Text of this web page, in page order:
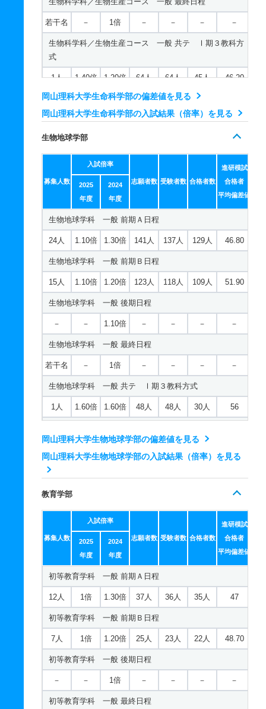
1人 1.70倍 1.20倍 27人 27人 16人 43
物理学科 一般 共テ Ⅰ期５教科方式
1人
2人 1倍 1倍 8人 8人
物理学科 一般 ニ Ⅲ期
物理学科 推薦 推薦Ａ日程
11人 1.30倍 1.30倍 23人 23人 18人 －
物理学科 推薦 特別推薦普通科
61人 1倍 － 25人 25人 25人 －
物理学科 推薦 特別推薦専門総合
61人 1倍 － 25人 25人 25人 －
物理学科 推薦 専門学科等推薦
若干名 － － － － － －
化学科 一般 前期Ａ日程
23人 1倍 1.20倍 69人 65人 64人 47.40
化学科 一般 前期Ｂ日程
14人 1.10倍 1.40倍 38人 37人 35人 48.10
化学科 一般 後期日程
－ － 1倍 － － －
化学科 一般 最終日程
若干名 － 1倍 － － － －
化学科 一般 共テ Ⅰ期３教科方式
1.40倍 1.10倍 45.70
化学科 一般 共テ Ⅰ期５教科方式
1.30倍 －
化学科 一般 ニ Ⅱ期
2人 1.30倍 1倍 5人 5人 4人 －
化学科 一般 ニ Ⅲ期
若干名 － 1倍 － － － －
化学科 推薦 推薦Ａ日程
1.10倍
化学科 推薦 特別推薦普通科
電気電子システム学科 推薦 推薦Ａ日程
16人 1倍 1倍 12人 12人 12人 －
電気電子システム学科 推薦 特別推薦普通科
81人 1倍 54人 54人 54人
電気電子システム学科 推薦 特別推薦専門総合
81人 1倍 － 54人 54人 54人 －
電気電子システム学科 推薦 専門学科等推薦
若干名 － － － － － －
情報工学科 一般 前期Ａ日程
1.20倍 1.40倍 43.50
情報工学科 一般 前期Ｂ日程
11人 1.10倍 1.30倍 81人 75人 69人 47.20
情報工学科 一般 後期日程
－ － 1倍 － － － －
情報工学科 一般 最終日程
若干名 － 1倍 － － － －
情報工学科 一般 共テ Ⅰ期３教科方式
1人 1.60倍 1.60倍 27人 27人 17人 48.50
情報工学科 一般 共テ Ⅰ期５教科方式
1人 1.90倍 － 19人 19人 10人 42.70
2人 1.10倍 1倍 9人 9人 8人
情報工学科 一般 ニ Ⅲ期
若干名
情報工学科 推薦 推薦Ａ日程
1.10倍 1.20倍 －
情報工学科 推薦 特別推薦普通科
81人 1倍 － 54人
情報工学科 推薦 特別推薦専門総合
81人 1倍 － 54人
情報工学科 推薦 専門学科等推薦
若干名 － － －
応用化学科 一般 前期Ａ日程
12人 1.10倍 1.30倍 59人
若干名 － 1倍 － － － －
生物科学科／生物生産コース 一般 共テ Ⅰ期３教科方
式
1人 1.40倍 1.20倍 64人 64人 45人 46.20
生物科学科／生物生産コース 一般 共テ Ⅰ期５教科方
式
1人 1.40倍 50.50
生物科学科／生物生産コース 一般 ニ Ⅱ期
1.10倍 1倍
生物科学科／生物生産コース 一般 ニ Ⅲ期
若干名 － 1倍 －
生物科学科／生物生産コース 推薦 推薦Ａ日程
38人 1倍 1.10倍 88人
生物科学科／生物生産コース 推薦 特別推薦普通科
33人 1倍 1倍 27人
生物科学科／生物生産コース 推薦 特別推薦専門総合
33人 1倍 1倍 27人
生物科学科／生物生産コース 推薦 専門学科等推薦
若干名 － 1倍 － －
生物科学科／コスメ・食品コース 一般 前期Ａ日程
生物科学科／コスメ・食品コース 一般 前期Ｂ日程
25人
－
科方式
1人 1.40倍 － 57人
生物科学科／コスメ・食品コース 一般 ニ Ⅱ期
2人 1.10倍 1倍 13人
岡山理科大学生命科学部の偏差値を見る
岡山理科大学生命科学部の入試結果（倍率）を見る
生物地球学部
募集人数
入試倍率
志願者数 受験者数 合格者数
進研模試
合格者
平均偏差値
2025
年度
2024
年度
生物地球学科 一般 前期Ａ日程
24人 1.10倍 1.30倍 141人 137人 129人 46.80
生物地球学科 一般 前期Ｂ日程
15人 1.10倍 1.20倍 123人 118人 109人 51.90
生物地球学科 一般 後期日程
－ － 1.10倍 － － － －
生物地球学科 一般 最終日程
若干名 － 1倍 － － － －
生物地球学科 一般 共テ Ⅰ期３教科方式
1人 1.60倍 1.60倍 48人 48人 30人 56
生物地球学科 一般 ニ Ⅱ期
2人 －
生物地球学科 一般 ニ Ⅲ期
－ 1倍
生物地球学科 推薦 推薦Ａ日程
35人 1倍 1.10倍 36人
生物地球学科 推薦 特別推薦普通科
26人 1倍 1倍 16人
生物地球学科 推薦 特別推薦専門総合
26人 1倍 1倍 16人
生物地球学科 推薦 専門学科等推薦
若干名 － － －
岡山理科大学生物地球学部の偏差値を見る
岡山理科大学生物地球学部の入試結果（倍率）を見る
教育学部
募集人数
入試倍率
志願者数 受験者数 合格者数
進研模試
合格者
平均偏差値
2025
年度
2024
年度
初等教育学科 一般 前期Ａ日程
12人 1倍 1.30倍 37人 36人 35人 47
初等教育学科 一般 前期Ｂ日程
7人 1倍 1.20倍 25人 23人 22人 48.70
初等教育学科 一般 後期日程
－ － 1倍 － － － －
初等教育学科 一般 最終日程